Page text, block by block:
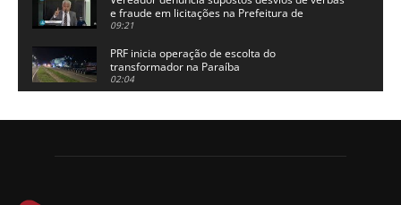
e fraude em licitações na Prefeitura de
Alhandra
09:21
PRF inicia operação de escolta do
transformador na Paraíba
02:04
candidatura a governador da Paraíba
Chapa dos sonhos: Cícero agradece a Galdino,